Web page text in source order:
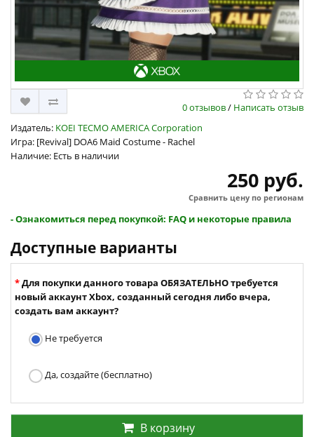
0 отзывов/ Написать отзыв
Издатель: KOEI TECMO AMERICA Corporation
Игра: [Revival] DOA6 Maid Costume - Rachel
Наличие: Есть в наличии
250 руб.
Сравнить цену по регионам
- Ознакомиться перед покупкой: FAQ и некоторые правила
Доступные варианты
Для покупки данного товара ОБЯЗАТЕЛЬНО требуется
новый аккаунт Xbox, созданный сегодня либо вчера,
создать вам аккаунт?
Не требуется
Да, создайте (бесплатно)
В корзину